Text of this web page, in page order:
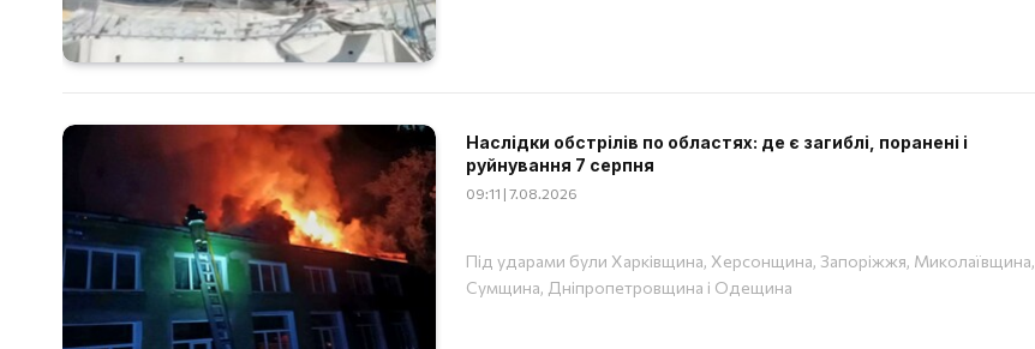
Наслідки обстрілів по областях: де є загиблі, поранені і
руйнування 7 серпня
09:11 | 7.08.2026
Під ударами були Харківщина, Херсонщина, Запоріжжя, Миколаївщина,
Сумщина, Дніпропетровщина і Одещина